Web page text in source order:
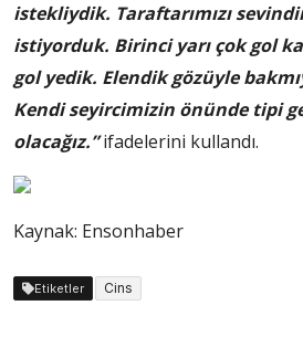
istekliydik. Taraftarımızı
istiyorduk. Birinci yarı çok gol
gol yedik. Elendik gözüyle
Kendi seyircimizin önünde tipi
olacağız.”ifadelerini kullandı.
Kaynak: Ensonhaber
Etiketler Cins